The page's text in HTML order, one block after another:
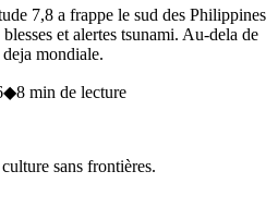
7,8 a frappe le sud des Philippines
et alertes tsunami. Au-dela de
mondiale.
◆8 min de lecture
sans frontières.